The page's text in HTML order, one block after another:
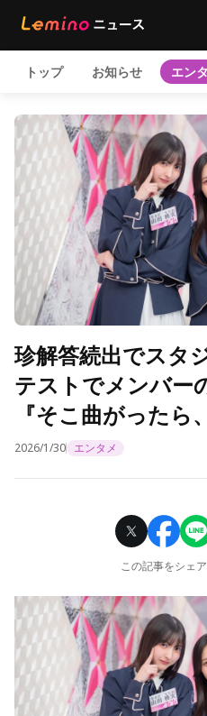
トップ お知らせ エン
珍解答続出でスタ
テストでメンバー
『そこ曲がったら
2026/1/30 エンタメ
この記事をシェア